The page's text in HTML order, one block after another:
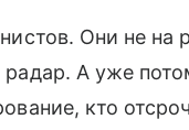
Они не на
А уже
кто